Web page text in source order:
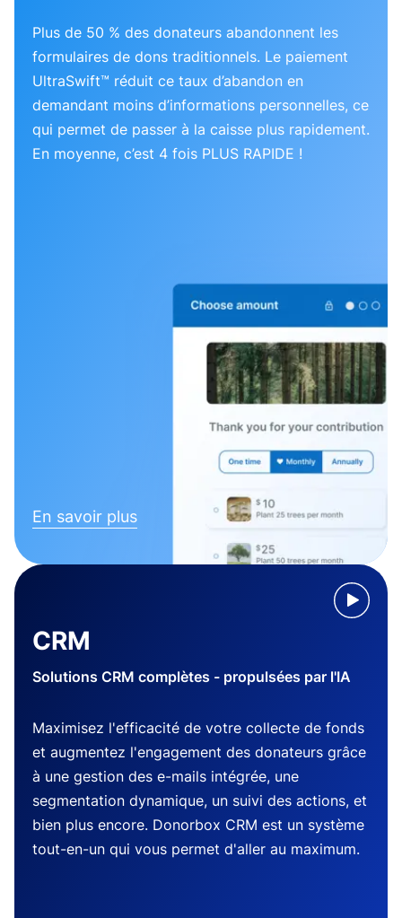
Plus de 50 % des donateurs abandonnent les
formulaires de dons traditionnels. Le paiement
UltraSwift™ réduit ce taux d’abandon en
demandant moins d’informations personnelles, ce
qui permet de passer à la caisse plus rapidement.
En moyenne, c’est 4 fois PLUS RAPIDE !
En savoir plus
CRM
Solutions CRM complètes - propulsées par l'IA
Maximisez l'efficacité de votre collecte de fonds
et augmentez l'engagement des donateurs grâce
à une gestion des e-mails intégrée, une
segmentation dynamique, un suivi des actions, et
bien plus encore. Donorbox CRM est un système
tout-en-un qui vous permet d'aller au maximum.